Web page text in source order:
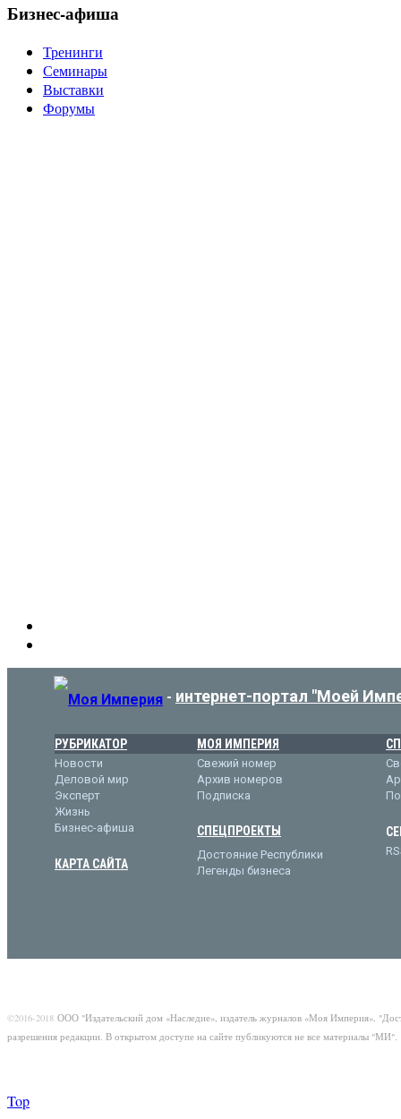
Бизнес-афиша
Тренинги
Семинары
Выставки
Форумы
- интернет-портал "Моей
РУБРИКАТОР
Новости
Деловой мир
Эксперт
Жизнь
Бизнес-афиша
КАРТА САЙТА
МОЯ ИМПЕРИЯ
Свежий номер
Архив номеров
Подписка
СПЕЦПРОЕКТЫ
Достояние Республики
Легенды бизнеса
©2016-2018 ООО "Издательский дом «Наследие», издатель журналов «Моя Империя»,
разрешения редакции. В открытом доступе на сайте публикуются не все материалы "МИ".
Top